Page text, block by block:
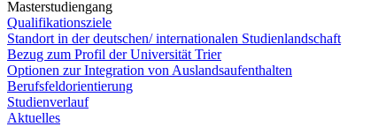
Masterstudiengang
Qualifikationsziele
Standort in der deutschen/ internationalen Studienlandschaft
Bezug zum Profil der Universität Trier
Optionen zur Integration von Auslandsaufenthalten
Berufsfeldorientierung
Studienverlauf
Aktuelles